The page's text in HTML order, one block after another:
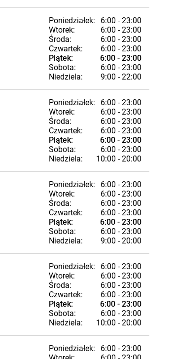
Poniedziałek:
6:00 - 23:00
Wtorek:
6:00 - 23:00
Środa:
6:00 - 23:00
Czwartek:
6:00 - 23:00
Piątek:
6:00 - 23:00
Sobota:
6:00 - 23:00
Niedziela:
9:00 - 22:00
Poniedziałek:
6:00 - 23:00
Wtorek:
6:00 - 23:00
Środa:
6:00 - 23:00
Czwartek:
6:00 - 23:00
Piątek:
6:00 - 23:00
Sobota:
6:00 - 23:00
Niedziela:
10:00 - 20:00
Poniedziałek:
6:00 - 23:00
Wtorek:
6:00 - 23:00
Środa:
6:00 - 23:00
Czwartek:
6:00 - 23:00
Piątek:
6:00 - 23:00
Sobota:
6:00 - 23:00
Niedziela:
9:00 - 20:00
Poniedziałek:
6:00 - 23:00
Wtorek:
6:00 - 23:00
Środa:
6:00 - 23:00
Czwartek:
6:00 - 23:00
Piątek:
6:00 - 23:00
Sobota:
6:00 - 23:00
Niedziela:
10:00 - 20:00
Poniedziałek:
6:00 - 23:00